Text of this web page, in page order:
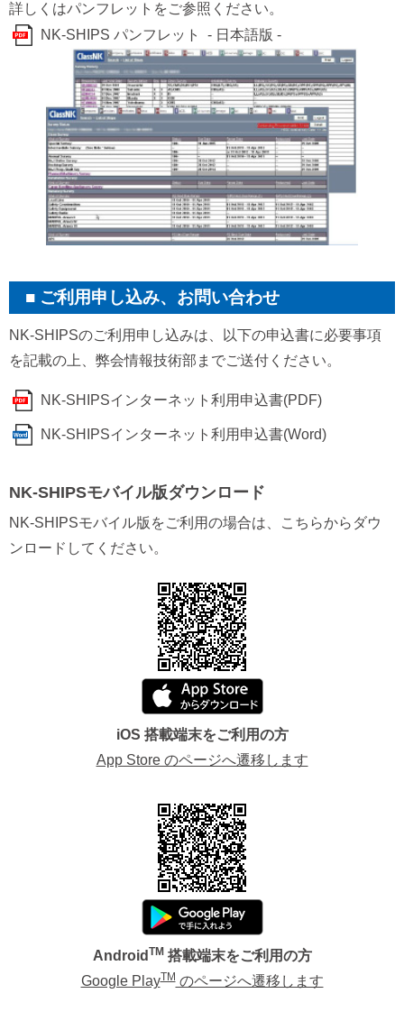
詳しくはパンフレットをご参照ください。
NK-SHIPS パンフレット - 日本語版 -
ご利用申し込み、お問い合わせ
NK-SHIPSのご利用申し込みは、以下の申込書に必要事項
を記載の上、弊会情報技術部までご送付ください。
NK-SHIPSインターネット利用申込書(PDF)
NK-SHIPSインターネット利用申込書(Word)
NK-SHIPSモバイル版ダウンロード
NK-SHIPSモバイル版をご利用の場合は、こちらからダウ
ンロードしてください。
iOS 搭載端末をご利用の方
App Store のページへ遷移します
Android TM搭載端末をご利用の方
Google PlayTMのページへ遷移します